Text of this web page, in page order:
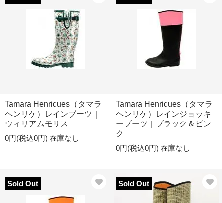
Tamara Henriques（タマラ
ヘンリケ）レインブーツ｜
ウィリアムモリス
0円(税込0円) 在庫なし
Tamara Henriques（タマラ
ヘンリケ）レインジョッキ
ーブーツ｜ブラック＆ピン
ク
0円(税込0円) 在庫なし
Sold Out Sold Out